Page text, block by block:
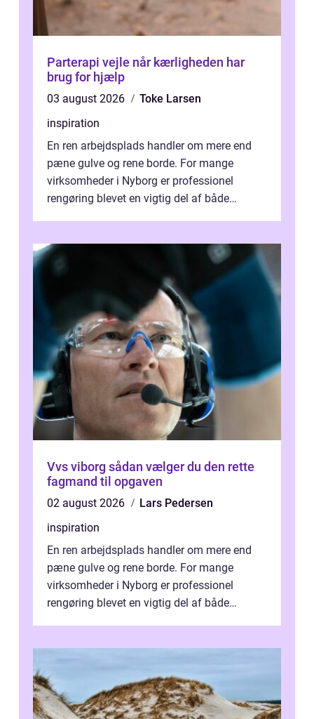
Parterapi vejle når kærligheden har
brug for hjælp
03 august 2026
Toke Larsen
inspiration
En ren arbejdsplads handler om mere end
pæne gulve og rene borde. For mange
virksomheder i Nyborg er professionel
rengøring blevet en vigtig del af både
Vvs viborg sådan vælger du den rette
fagmand til opgaven
02 august 2026
Lars Pedersen
inspiration
En ren arbejdsplads handler om mere end
pæne gulve og rene borde. For mange
virksomheder i Nyborg er professionel
rengøring blevet en vigtig del af både